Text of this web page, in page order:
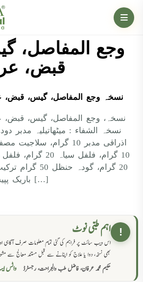
وجع المفاصل،
قبض،
نسخہ وجع المفاصل، گیس، قبض،
نسخہ، وجع المفاصل، گیس، قبض،
20 گرام، گودہ
باریک پپیس کر سفوف بنا کر […]
! اہم طبی نوٹ
اس ویب سائٹ پر فراہم کی گئی تمام معلومات صرف آگاہی
بھی نسخہ، دوا یا علاج کو اپنانے سے قبل مستند معالج سے
حکیم محمد عرفان، فاضل طب والجراحت، رجسٹرڈ
واٹس